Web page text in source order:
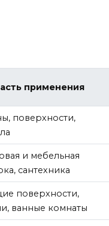
применения
поверхности,
и мебельная
сантехника
поверхности,
ванные комнаты